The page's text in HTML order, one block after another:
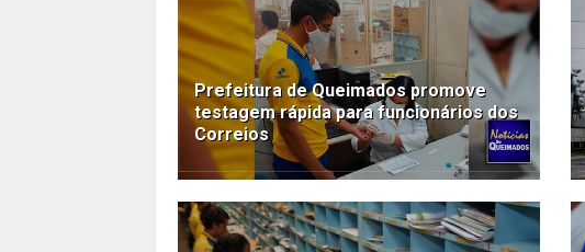
Prefeitura de Queimados promove
testagem rápida para funcionários dos
Correios